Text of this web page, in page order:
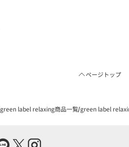
ページトップ
green label relaxing商品一覧 green label